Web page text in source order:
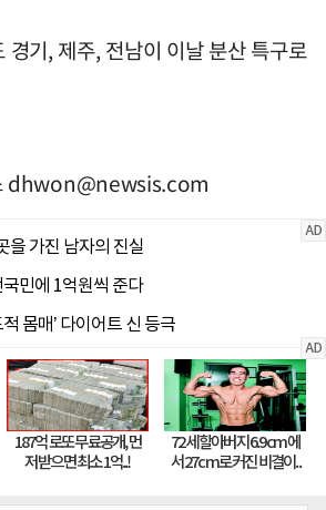
경기, 제주, 전남이 이날 분산 특구로
dhwon@newsis.com